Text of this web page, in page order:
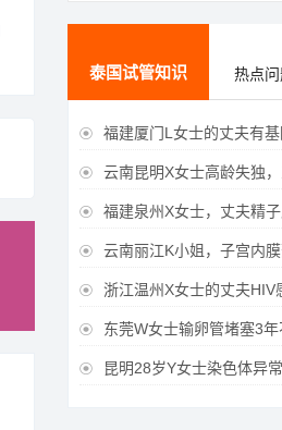
泰国试管知识 热点
 福建厦门L女士的丈夫有基因遗传疾病，三代试管
 云南昆明X女士高龄失独，三代试管助她
 福建泉州X女士，丈夫精子质量差，三代试管获
 云南丽江K小姐，子宫内膜薄一直未孕，三代试管一
 浙江温州X女士的丈夫HIV感染，三代试管成功
 东莞W女士输卵管堵塞3年不孕，泰国三代
 昆明28岁Y女士染色体异常怀孕难，泰国三代试